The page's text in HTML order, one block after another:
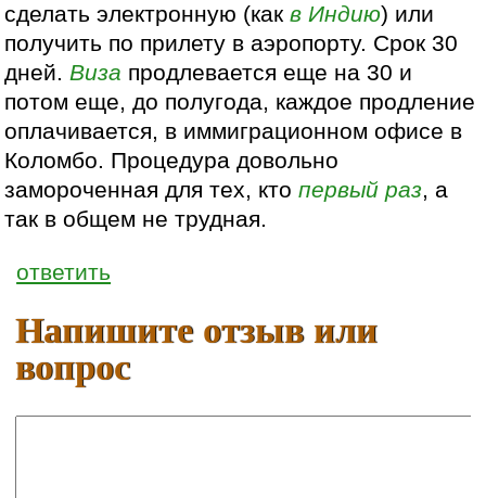
сделать электронную (какв Индию) или
получить по прилету в аэропорту. Срок 30
дней.Виза продлевается еще на 30 и
потом еще, до полугода, каждое продление
оплачивается, в иммиграционном офисе в
Коломбо. Процедура довольно
замороченная для тех, ктопервый раз, а
так в общем не трудная.
ответить
Напишите отзыв или
вопрос